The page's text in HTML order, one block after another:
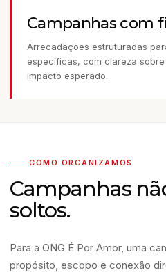
Campanhas com
Arrecadações estruturadas
específicas, com clareza
impacto esperado.
COMO ORGANIZAMOS
Campanhas
soltos.
Para a ONG É Por Amor, uma
propósito, escopo e conexão